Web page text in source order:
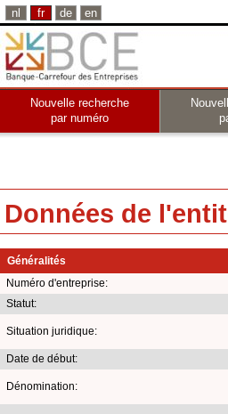
nl fr de en
Nouvelle recherche
par numéro
Données de
Généralités
Numéro d'entreprise:
Statut:
Situation juridique:
Date de début:
Dénomination: